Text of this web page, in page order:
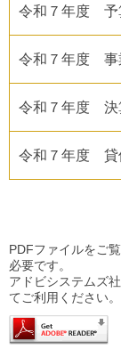
令和７年度 予
令和７年度 事
令和７年度 決
令和７年度 貸
PDFファイルをご
必要です。
アドビシステムズ
てご利用ください。